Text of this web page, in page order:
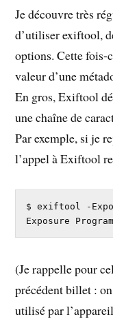
Je découvre très
d’utiliser exiftool,
options. Cette fois-
valeur d’une
En gros, Exiftool
une chaîne de
Par exemple, si je
l’appel à Exiftool
$ exiftool -
Exposure
(Je rappelle pour
précédent billet :
utilisé par